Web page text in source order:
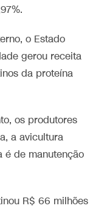
o Estado
gerou receita
da proteína
os produtores
a avicultura
é de manutenção
R$ 66 milhões